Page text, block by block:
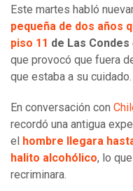
Este martes habló
pequeña de dos años
piso 11 de Las Condes
que provocó que fuera
que estaba a su cuidado.
En conversación con
recordó una antigua
el hombre llegara
halito alcohólico, lo
recriminara.